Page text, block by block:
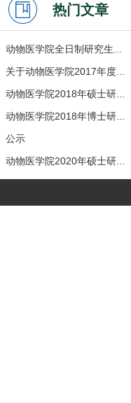
热门文章
动物医学院全日制研究生...
关于动物医学院2017年度...
动物医学院2018年硕士研...
动物医学院2018年博士研...
公示
动物医学院2020年硕士研...